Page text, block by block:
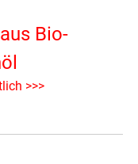
Bio-
>>>